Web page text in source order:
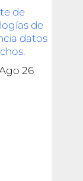
de
de
datos
26